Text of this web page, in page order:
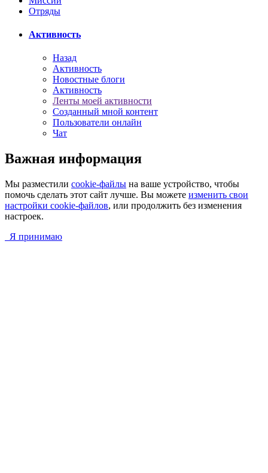
Отряды
Активность
Назад
Активность
Новостные блоги
Активность
Ленты моей активности
Созданный мной контент
Пользователи онлайн
Чат
Важная информация
Мы разместили cookie-файлы на ваше устройство, чтобы
помочь сделать этот сайт лучше. Вы можете изменить свои
настройки cookie-файлов, или продолжить без изменения
настроек.
Я принимаю